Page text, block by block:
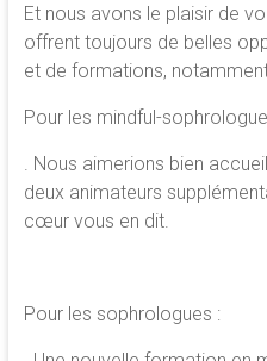
ressources
Et nous avons le plaisir de
offrent toujours de belles
et de formations,
Pour les mindful-
. Nous aimerions bien
deux animateurs
cœur vous en dit.
Pour les sophrologues :